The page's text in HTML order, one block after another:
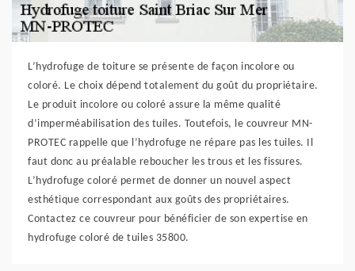
L’hydrofuge de toiture se présente de façon incolore ou
coloré. Le choix dépend totalement du goût du propriétaire.
Le produit incolore ou coloré assure la même qualité
d’imperméabilisation des tuiles. Toutefois, le couvreur MN-
PROTEC rappelle que l’hydrofuge ne répare pas les tuiles. Il
faut donc au préalable reboucher les trous et les fissures.
L’hydrofuge coloré permet de donner un nouvel aspect
esthétique correspondant aux goûts des propriétaires.
Contactez ce couvreur pour bénéficier de son expertise en
hydrofuge coloré de tuiles 35800.